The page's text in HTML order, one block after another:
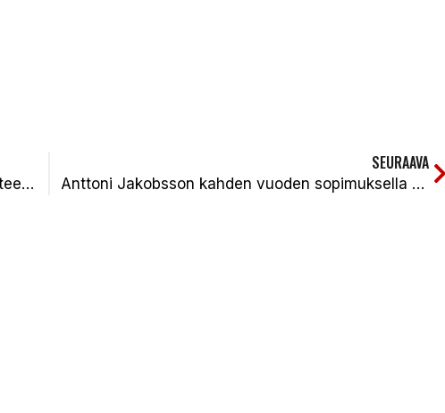
Nestori Moisio kaksivuotisella sopimuksella Kiteen Palloon
SEURAAVA
Anttoni Jakobsson kahden vuoden sopimuksella Kiteen Palloon